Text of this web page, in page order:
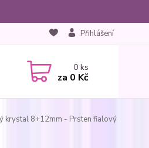
Přihlášení
0ks
za 0 Kč
krystal 8+12mm - Prsten fialový